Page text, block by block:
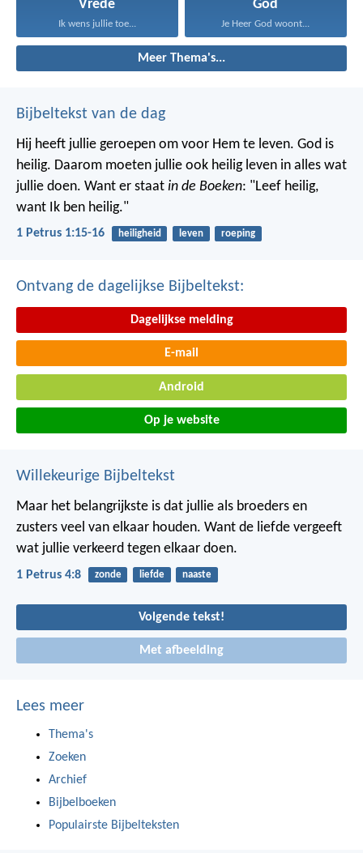
Vrede
Ik wens jullie toe...
God
Je Heer God woont...
Meer Thema's...
Bijbeltekst van de dag
Hij heeft jullie geroepen om voor Hem te leven. God is
heilig. Daarom moeten jullie ook heilig leven in alles wat
jullie doen. Want er staat in de Boeken: "Leef heilig,
want Ik ben heilig."
1 Petrus 1:15-16 heiligheid leven roeping
Ontvang de dagelijkse Bijbeltekst:
Dagelijkse melding
E-mail
Android
Op je website
Willekeurige Bijbeltekst
Maar het belangrijkste is dat jullie als broeders en
zusters veel van elkaar houden. Want de liefde vergeeft
wat jullie verkeerd tegen elkaar doen.
1 Petrus 4:8 zonde liefde naaste
Volgende tekst!
Met afbeelding
Lees meer
Thema's
Zoeken
Archief
Bijbelboeken
Populairste Bijbelteksten